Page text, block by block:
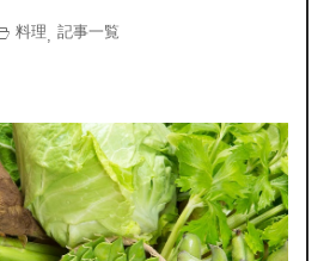
料理 記事一覧